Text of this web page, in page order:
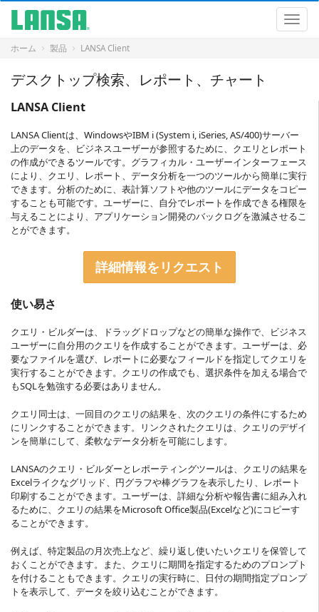
ナ
ナ
ビ
ホーム 製品 LANSA Client
デスクトップ検索、レポート、チャート
LANSA Client
LANSA Clientは、WindowsやIBM i (System i, iSeries, AS/400)サーバー
上のデータを、ビジネスユーザーが参照するために、クエリとレポート
の作成ができるツールです。グラフィカル・ユーザーインターフェース
により、クエリ、レポート、データ分析を一つのツールから簡単に実行
できます。分析のために、表計算ソフトや他のツールにデータをコピー
することも可能です。ユーザーに、自分でレポートを作成できる権限を
与えることにより、アプリケーション開発のバックログを激減させるこ
とができます。
詳細情報をリクエスト
使い易さ
クエリ・ビルダーは、ドラッグドロップなどの簡単な操作で、ビジネス
ユーザーに自分用のクエリを作成することができます。ユーザーは、必
要なファイルを選び、レポートに必要なフィールドを指定してクエリを
実行することができます。クエリの作成でも、選択条件を加える場合で
もSQLを勉強する必要はありません。
クエリ同士は、一回目のクエリの結果を、次のクエリの条件にするため
にリンクすることができます。リンクされたクエリは、クエリのデザイ
ンを簡単にして、柔軟なデータ分析を可能にします。
LANSAのクエリ・ビルダーとレポーティングツールは、クエリの結果を
Excelライクなグリッド、円グラフや棒グラフを表示したり、レポート
印刷することができます。ユーザーは、詳細な分析や報告書に組み入れ
るために、クエリの結果をMicrosoft Office製品(Excelなど)にコピーす
ることができます。
例えば、特定製品の月次売上など、繰り返し使いたいクエリを保管して
おくことができます。また、クエリに期間を指定するためのプロンプト
を付けることもできます。クエリの実行時に、日付の期間指定プロンプ
トを表示して、データを絞り込むことができます。